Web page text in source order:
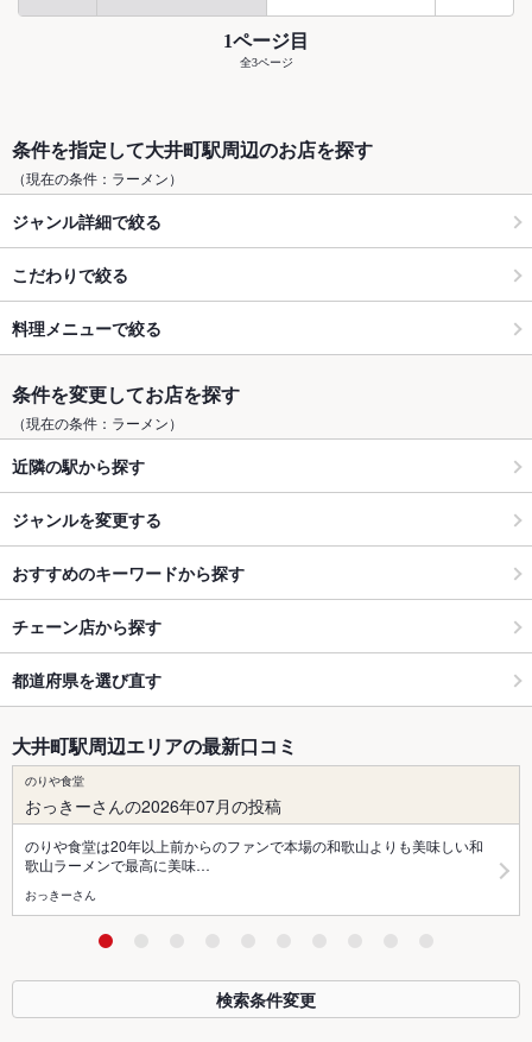
1ページ目
全3ページ
条件を指定して大井町駅周辺のお店を探す
（現在の条件：ラーメン）
ジャンル詳細で絞る
こだわりで絞る
料理メニューで絞る
条件を変更してお店を探す
（現在の条件：ラーメン）
近隣の駅から探す
ジャンルを変更する
おすすめのキーワードから探す
チェーン店から探す
都道府県を選び直す
大井町駅周辺エリアの最新口コミ
のりや食堂
おっきーさんの2026年07月の投稿
のりや食堂は20年以上前からのファンで本場の和歌山よりも美味しい和
歌山ラーメンで最高に美味…
おっきーさん
検索条件変更